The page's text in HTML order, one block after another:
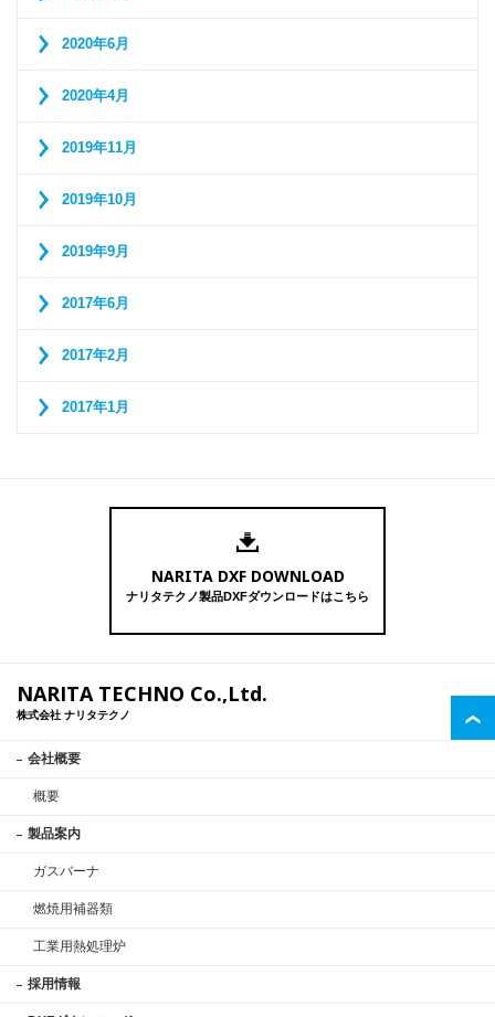
2020年6月
2020年4月
2019年11月
2019年10月
2019年9月
2017年6月
2017年2月
2017年1月
NARITA DXF DOWNLOAD
ナリタテクノ製品DXFダウンロードはこちら
NARITA TECHNO Co.,Ltd.
株式会社 ナリタテクノ
会社概要
概要
製品案内
ガスバーナ
燃焼用補器類
工業用熱処理炉
採用情報